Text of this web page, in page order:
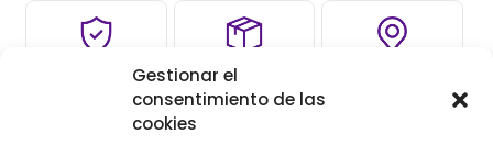
Gestionar el
consentimiento de las
cookies
ENVÍO 24-48H